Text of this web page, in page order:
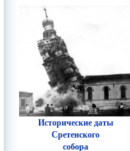
Исторические даты
Сретенского
собора